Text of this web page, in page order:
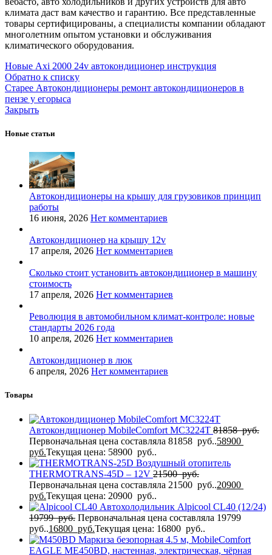
климата даст вам качество и гарантию. Все представленные
товары сертифицированы, а специалисты компании обладают
многолетним опытом установки и обслуживания
климатического оборудования.
Новые Axi 2000 24v автокондиционер инструкция
Обратно к списку
Старее Автокондиционеры ремонт автокондиционеров в
пензе у егорыса
Закрыть
Новые статьи
Автокондиционеры на крышу для грузовиков принцип
работы
16 июня, 2026 Нет комментариев
Автокондиционер на крышу 12v
17 апреля, 2026 Нет комментариев
Сколько стоит установить автокондиционер в машину
стоимость
17 апреля, 2026 Нет комментариев
Революция в автомобильном климат-контроле: новые
стандарты 2026 года
10 апреля, 2026 Нет комментариев
Автокондиционер в люк
6 апреля, 2026 Нет комментариев
Товары
Автокондиционер MobileComfort MC3224T 81858руб.
Первоначальная цена составляла 81858 руб..58900
руб.Текущая цена: 58900 руб..
Воздушный отопитель
THERMOTRANS-45D – 12V 21500руб.
Первоначальная цена составляла 21500 руб..20900
руб.Текущая цена: 20900 руб..
Автохолодильник Alpicool CL40 (12/24)
19799руб. Первоначальная цена составляла 19799
руб..16800 руб.Текущая цена: 16800 руб..
Маркиза безопорная 4.5 м, MobileComfort
EAGLE MЕ450BD, настенная, электрическая, чёрная